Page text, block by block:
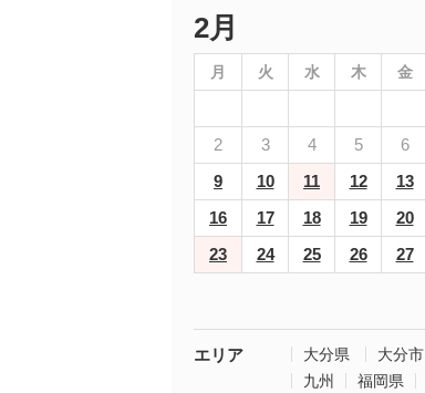
2月
月 火 水 木 金
2
3 4 5 6
9
10 11 12 13
16
17 18 19 20
23
24 25 26 27
エリア 大分県
大分市
九州
福岡県